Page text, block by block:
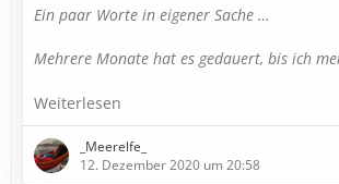
Ein paar Worte in eigener Sache …
Mehrere Monate hat es gedauert, bis ich
Weiterlesen
_Meerelfe_
12. Dezember 2020 um 20:58